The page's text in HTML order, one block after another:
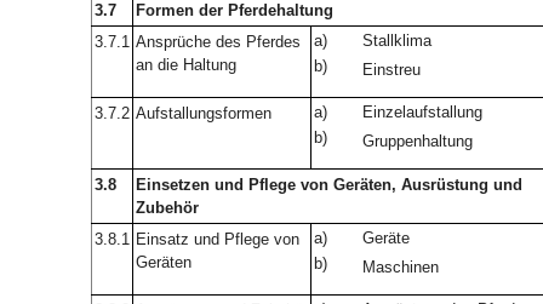
3.7
Formen der Pferdehaltung
3.7.1 Ansprüche des Pferdes
an die Haltung
a)
Stallklima
b)
Einstreu
3.7.2 Aufstallungsformen a)
Einzelaufstallung
b)
Gruppenhaltung
3.8
Einsetzen und Pflege von Geräten, Ausrüstung und
Zubehör
3.8.1 Einsatz und Pflege von
Geräten
a)
Geräte
b)
Maschinen